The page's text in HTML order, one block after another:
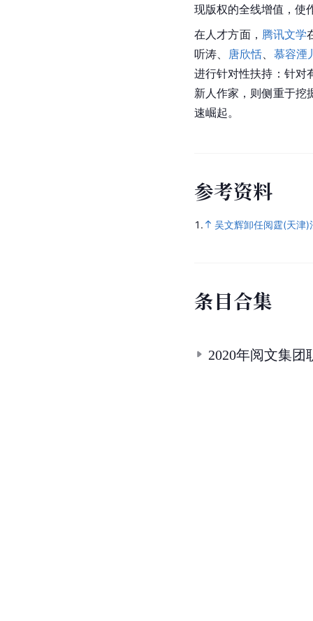
现版权的全线增值，使
在人才方面， 腾讯文学
听涛、
唐欣恬
慕容湮
进行针对性扶持：针对
新人作家，则侧重于挖
速崛起。
参考资料
1. 吴文辉卸任阅霆(天津
条目合集
2020年阅文集团